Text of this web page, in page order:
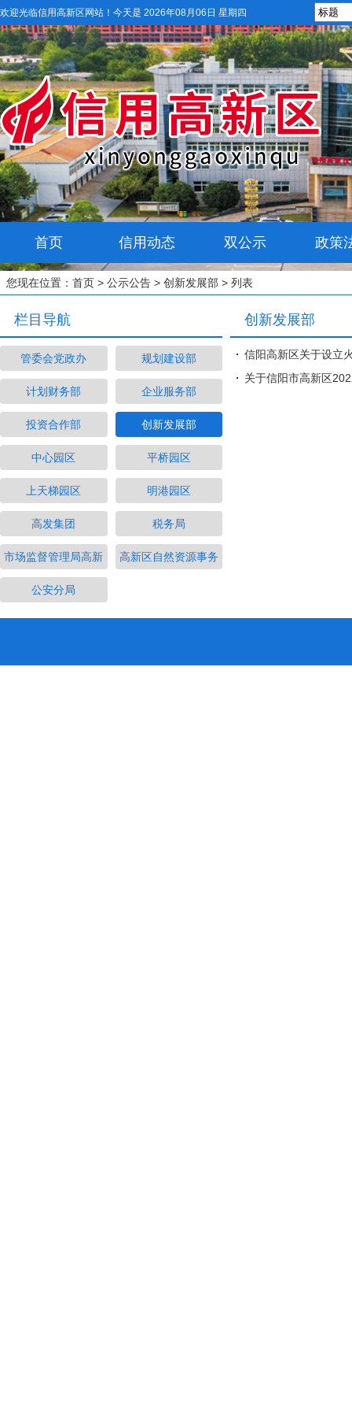
欢迎光临信用高新区网站！ 今天是 2026年08月06日 星期四
首页 信用动态 双公示 政策
您现在位置： 首页 > 公示公告 > 创新发展部 > 列表
栏目导航
管委会党政办 规划建设部
计划财务部 企业服务部
投资合作部 创新发展部
中心园区 平桥园区
上天梯园区 明港园区
高发集团 税务局
市场监督管理局高新 高新区自然资源事务
公安分局
创新发展部
信阳高新区关于设立
关于信阳市高新区